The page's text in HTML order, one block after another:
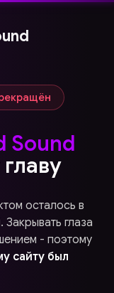
Sound
осталось в
. Закрывать глаза
- поэтому
сайту был